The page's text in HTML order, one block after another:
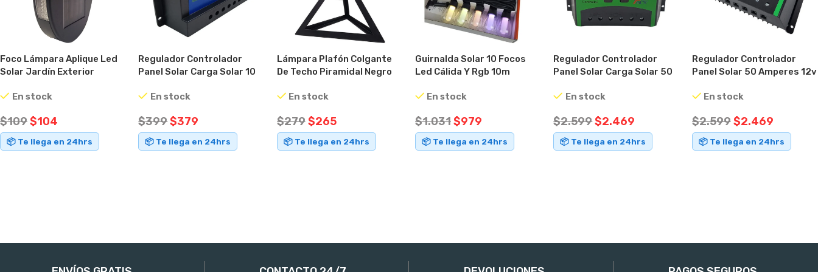
Foco Lámpara Aplique Led
Solar Jardín Exterior
En stock
$109$104
📦 Te llega en 24hrs
Regulador Controlador
Panel Solar Carga Solar 10
En stock
$399$379
📦 Te llega en 24hrs
Lámpara Plafón Colgante
De Techo Piramidal Negro
En stock
$279$265
📦 Te llega en 24hrs
Guirnalda Solar 10 Focos
Led Cálida Y Rgb 10m
En stock
$1.031$979
📦 Te llega en 24hrs
Regulador Controlador
Panel Solar Carga Solar 50
En stock
$2.599$2.469
📦 Te llega en 24hrs
Regulador Controlador
Panel Solar 50 Amperes 12v
En stock
$2.599$2.469
📦 Te llega en 24hrs